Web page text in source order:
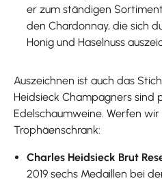
er zum ständigen
den Chardonnay, die sich
Honig und Haselnuss
Auszeichnen ist auch das
Heidsieck Champagners sind
Edelschaumweine. Werfen
Trophäenschrank:
Charles Heidsieck Brut
2019 sechs Medaillen bei